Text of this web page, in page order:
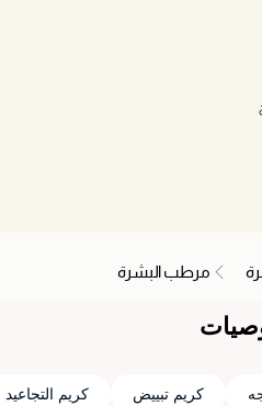
مرطب البشرة
كريم تبييض كريم التجاعيد